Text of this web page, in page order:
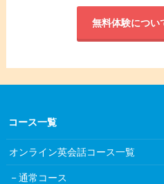
無料体験につい
コース一覧
オンライン英会話コース一覧
通常コース